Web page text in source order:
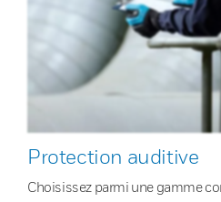
Protection auditive
Choisissez parmi une gamme